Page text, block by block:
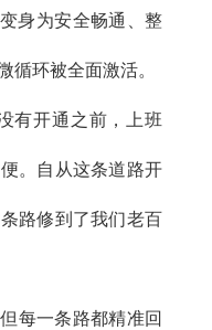
身为安全畅通、整
循环被全面激活。
有开通之前，上班
。自从这条道路开
路修到了我们老百
每一条路都精准回